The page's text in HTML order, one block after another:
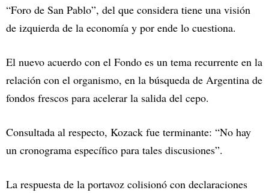
“Foro de San Pablo”, del que considera tiene una visión
de izquierda de la economía y por ende lo cuestiona.
El nuevo acuerdo con el Fondo es un tema recurrente en la
relación con el organismo, en la búsqueda de Argentina de
fondos frescos para acelerar la salida del cepo.
Consultada al respecto, Kozack fue terminante: “No hay
un cronograma específico para tales discusiones”.
La respuesta de la portavoz colisionó con declaraciones